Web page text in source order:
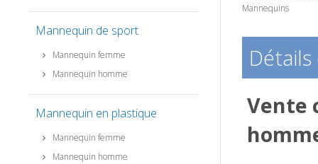
Mannequin de sport
Mannequin femme
Mannequin homme
Mannequin en plastique
Mannequin femme
Mannequin homme
Mannequins
Vente